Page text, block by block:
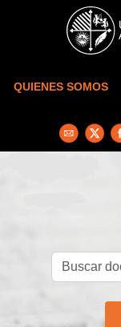
Skip to main content
QUIENES SOMOS